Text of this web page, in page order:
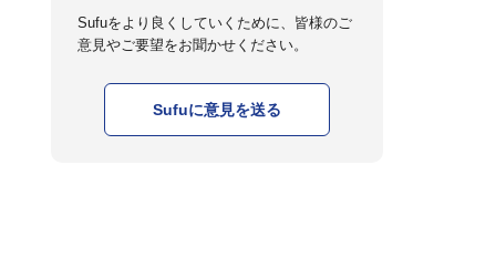
Sufuをより良くしていくために、皆様のご
意見やご要望をお聞かせください。
Sufuに意見を送る